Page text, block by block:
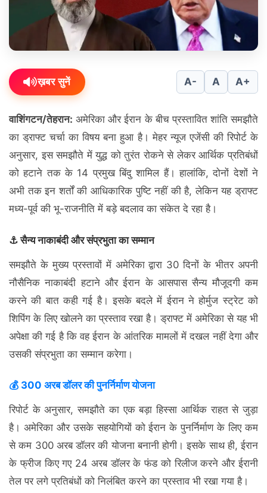
ख़बर सुनें A- A A+
वाशिंगटन/तेहरान: अमेरिका और ईरान के बीच प्रस्तावित शांति समझौते
का ड्राफ्ट चर्चा का विषय बना हुआ है। मेहर न्यूज एजेंसी की रिपोर्ट के
अनुसार, इस समझौते में युद्ध को तुरंत रोकने से लेकर आर्थिक प्रतिबंधों
को हटाने तक के 14 प्रमुख बिंदु शामिल हैं। हालांकि, दोनों देशों ने
अभी तक इन शर्तों की आधिकारिक पुष्टि नहीं की है, लेकिन यह ड्राफ्ट
मध्य-पूर्व की भू-राजनीति में बड़े बदलाव का संकेत दे रहा है।
⚓ सैन्य नाकाबंदी और संप्रभुता का सम्मान
समझौते के मुख्य प्रस्तावों में अमेरिका द्वारा 30 दिनों के भीतर अपनी
नौसैनिक नाकाबंदी हटाने और ईरान के आसपास सैन्य मौजूदगी कम
करने की बात कही गई है। इसके बदले में ईरान ने होर्मुज स्ट्रेट को
शिपिंग के लिए खोलने का प्रस्ताव रखा है। ड्राफ्ट में अमेरिका से यह भी
अपेक्षा की गई है कि वह ईरान के आंतरिक मामलों में दखल नहीं देगा और
उसकी संप्रभुता का सम्मान करेगा।
💰 300 अरब डॉलर की पुनर्निर्माण योजना
रिपोर्ट के अनुसार, समझौते का एक बड़ा हिस्सा आर्थिक राहत से जुड़ा
है। अमेरिका और उसके सहयोगियों को ईरान के पुनर्निर्माण के लिए कम
से कम 300 अरब डॉलर की योजना बनानी होगी। इसके साथ ही, ईरान
के फ्रीज किए गए 24 अरब डॉलर के फंड को रिलीज करने और ईरानी
तेल पर लगे प्रतिबंधों को निलंबित करने का प्रस्ताव भी रखा गया है।